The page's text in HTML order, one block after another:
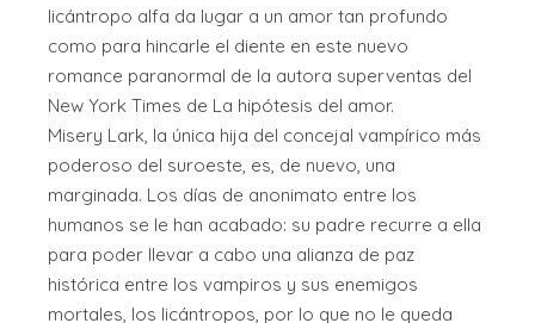
licántropo alfa da lugar a un amor tan profundo
como para hincarle el diente en este nuevo
romance paranormal de la autora superventas del
New York Times de La hipótesis del amor.
Misery Lark, la única hija del concejal vampírico más
poderoso del suroeste, es, de nuevo, una
marginada. Los días de anonimato entre los
humanos se le han acabado: su padre recurre a ella
para poder llevar a cabo una alianza de paz
histórica entre los vampiros y sus enemigos
mortales, los licántropos, por lo que no le queda